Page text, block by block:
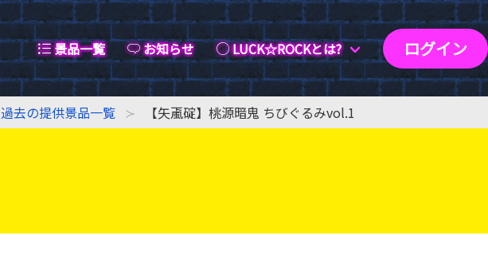
景品一覧 お知らせ LUCK☆ROCKとは? ログイン
過去の提供景品一覧 【矢颪碇】桃源暗鬼 ちびぐるみvol.1